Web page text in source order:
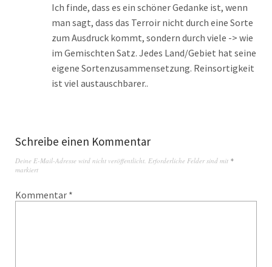
Ich finde, dass es ein schöner Gedanke ist, wenn
man sagt, dass das Terroir nicht durch eine Sorte
zum Ausdruck kommt, sondern durch viele -> wie
im Gemischten Satz. Jedes Land/Gebiet hat seine
eigene Sortenzusammensetzung. Reinsortigkeit
ist viel austauschbarer..
Schreibe einen Kommentar
Deine E-Mail-Adresse wird nicht veröffentlicht. Erforderliche Felder sind mit *
markiert
Kommentar *